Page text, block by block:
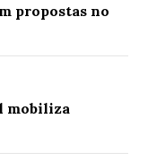
propostas no
mobiliza